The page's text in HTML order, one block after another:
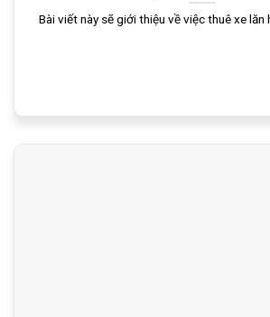
Bài viết này sẽ giới thiệu về việc thuê xe lăn